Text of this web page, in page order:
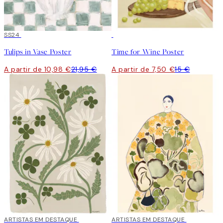
50%*
SS24
Tulips in Vase Poster
A partir de 10,98 €21,95 €
Time for Wine Poster
A partir de 7,50 €15 €
40%*
ARTISTAS EM DESTAQUE 40%*
ARTISTAS EM DESTAQUE